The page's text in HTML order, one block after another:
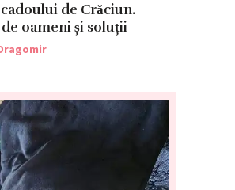
de Crăciun.
oameni și soluții